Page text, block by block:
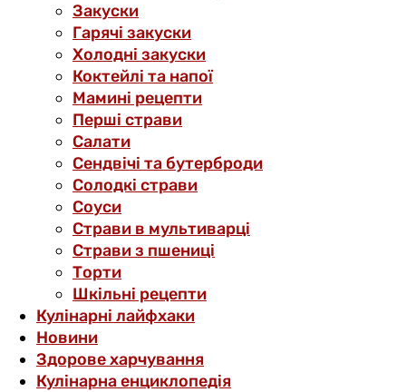
Закуски
Гарячі закуски
Холодні закуски
Коктейлі та напої
Мамині рецепти
Перші страви
Салати
Сендвічі та бутерброди
Солодкі страви
Соуси
Страви в мультиварці
Страви з пшениці
Торти
Шкільні рецепти
Кулінарні лайфхаки
Новини
Здорове харчування
Кулінарна енциклопедія